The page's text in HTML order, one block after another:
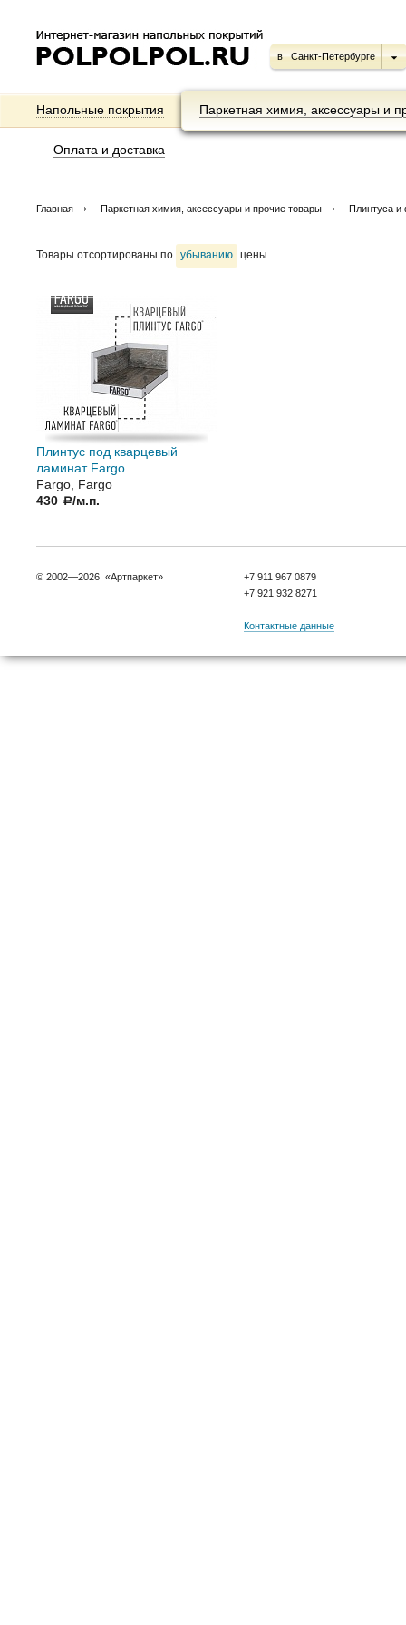
в Санкт-Петербурге
Напольные покрытия Паркетная химия, аксессуары и
Оплата и доставка
Главная Паркетная химия, аксессуары и прочие товары Плинтуса и
Товары отсортированы по убыванию цены.
Плинтус под кварцевый
ламинат Fargo
Fargo, Fargo
430 a/м.п.
© 2002—2026 «Артпаркет»
+7 911 967 0879
+7 921 932 8271
Контактные данные